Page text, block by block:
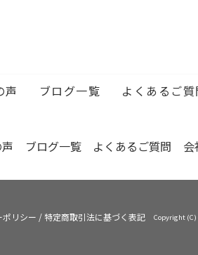
声 ブログ一覧 よくあるご質
目安と業者選びのポイ…
ブログ一覧 よくあるご質問 会
ポリシー /特定商取引法に基づく表記 Copyright (C)